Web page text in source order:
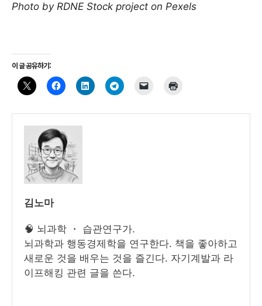
Photo by RDNE Stock project on Pexels
이 글 공유하기:
김노마
🧠 뇌과학 ・ 습관연구가.
뇌과학과 행동경제학을 연구한다. 책을 좋아하고
새로운 것을 배우는 것을 즐긴다. 자기계발과 라
이프해킹 관련 글을 쓴다.